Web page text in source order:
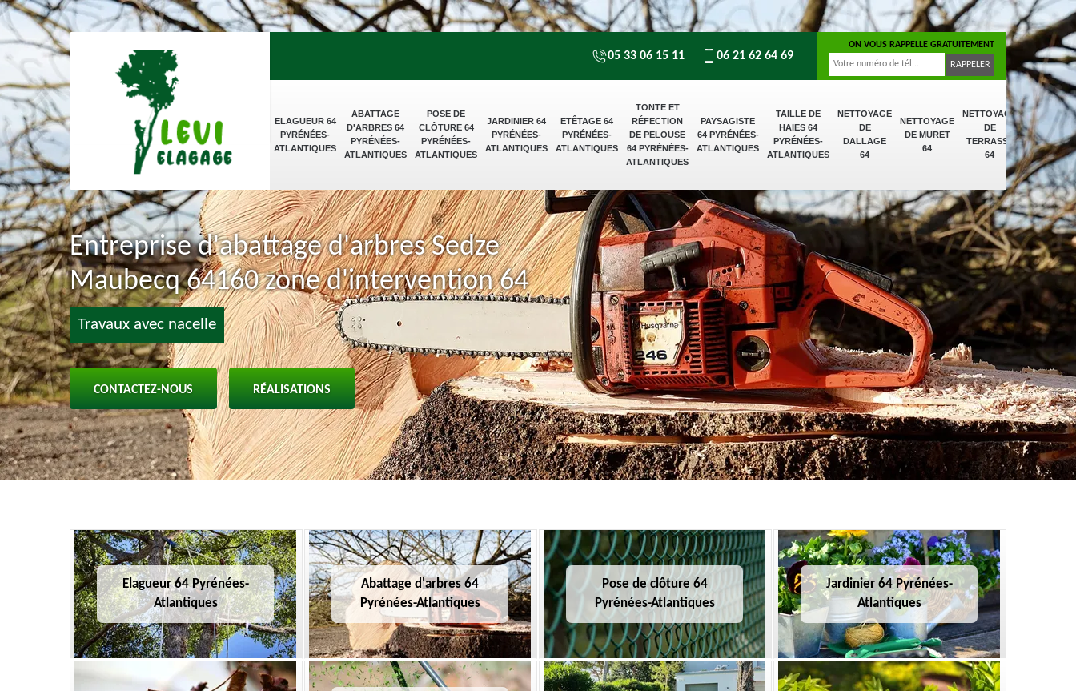
ELAGUEUR 64
PYRÉNÉES-
ATLANTIQUES
ABATTAGE
D'ARBRES 64
PYRÉNÉES-
ATLANTIQUES
POSE DE
CLÔTURE 64
PYRÉNÉES-
ATLANTIQUES
JARDINIER 64
PYRÉNÉES-
ATLANTIQUES
ETÊTAGE 64
PYRÉNÉES-
ATLANTIQUES
TONTE ET
RÉFECTION
DE PELOUSE
64 PYRÉNÉES-
ATLANTIQUES
PAYSAGISTE
64 PYRÉNÉES-
ATLANTIQUES
TAILLE DE
HAIES 64
PYRÉNÉES-
ATLANTIQUES
NETTOYAGE
DE
DALLAGE
64
NETTOYAGE
DE MURET
64
NETTOYAGE
DE
TERRASSE
64
05 33 06 15 11 06 21 62 64 69
ON VOUS RAPPELLE GRATUITEMENT
Entreprise d'abattage d'arbres Sedze
Maubecq 64160 zone d'intervention 64
Travaux avec nacelle
CONTACTEZ-NOUS RÉALISATIONS
Elagueur 64 Pyrénées-
Atlantiques
Abattage d'arbres 64
Pyrénées-Atlantiques
Pose de clôture 64
Pyrénées-Atlantiques
Jardinier 64 Pyrénées-
Atlantiques